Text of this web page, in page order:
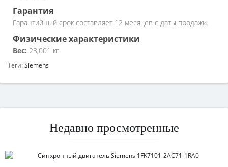
Гарантия
Гарантийный срок составляет 12 месяцев с даты продажи.
Физические характеристики
Вес: 23,001 кг.
Теги:Siemens
Недавно просмотренные